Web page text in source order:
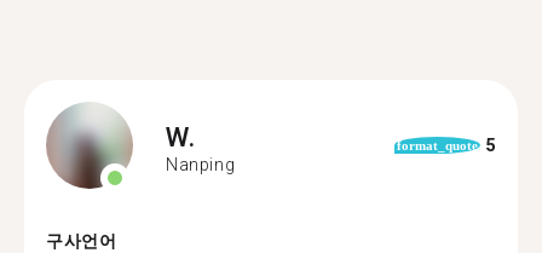
W.
Nanping
format_quote 5
구사언어